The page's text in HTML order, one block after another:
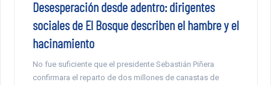
Desesperación desde adentro: dirigentes
sociales de El Bosque describen el hambre y el
hacinamiento
No fue suficiente que el presidente Sebastián Piñera
confirmara el reparto de dos millones de canastas de